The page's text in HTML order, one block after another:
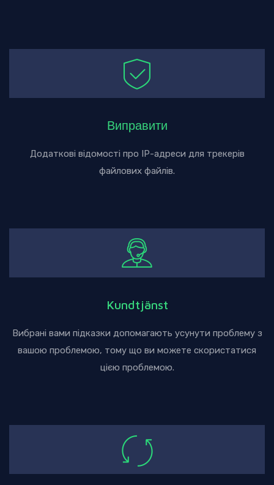
Виправити
Додаткові відомості про IP-адреси для трекерів
файлових файлів.
Kundtjänst
Вибрані вами підказки допомагають усунути проблему з
вашою проблемою, тому що ви можете скористатися
цією проблемою.